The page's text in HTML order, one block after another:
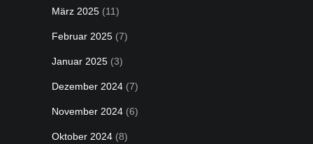
März 2025 (11)
Februar 2025 (7)
Januar 2025 (3)
Dezember 2024 (7)
November 2024 (6)
Oktober 2024 (8)